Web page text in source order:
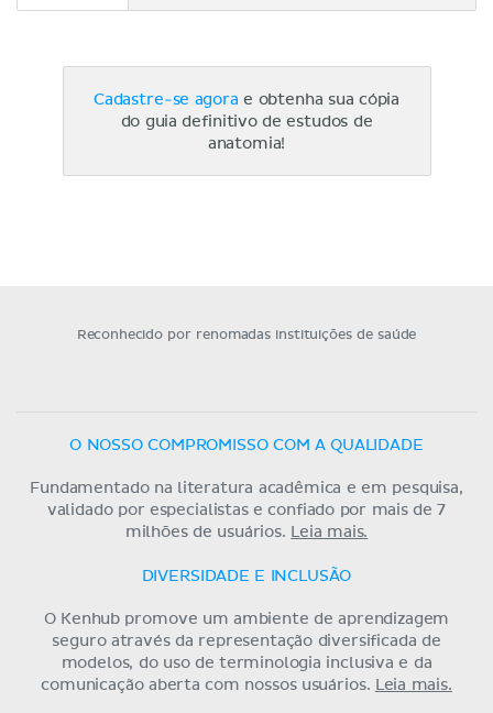
Cadastre-se agora e obtenha sua cópia
do guia definitivo de estudos de
anatomia!
Reconhecido por renomadas instituições de saúde
O NOSSO COMPROMISSO COM A QUALIDADE
Fundamentado na literatura acadêmica e em pesquisa,
validado por especialistas e confiado por mais de 7
milhões de usuários. Leia mais.
DIVERSIDADE E INCLUSÃO
O Kenhub promove um ambiente de aprendizagem
seguro através da representação diversificada de
modelos, do uso de terminologia inclusiva e da
comunicação aberta com nossos usuários. Leia mais.